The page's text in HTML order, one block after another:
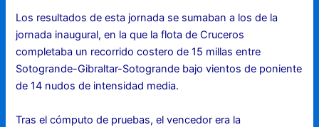
Los resultados de esta jornada se sumaban a los de la
jornada inaugural, en la que la flota de Cruceros
completaba un recorrido costero de 15 millas entre
Sotogrande-Gibraltar-Sotogrande bajo vientos de poniente
de 14 nudos de intensidad media.
Tras el cómputo de pruebas, el vencedor era la